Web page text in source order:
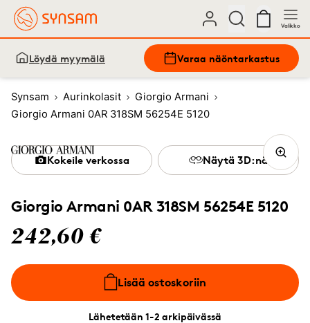
Valikko
Löydä myymälä Varaa näöntarkastus
Synsam Aurinkolasit
Giorgio Armani
Giorgio Armani 0AR 318SM 56254E 5120
Giorgio Armani 0AR 318SM 56254E 5120
242,60 €
Lisää ostoskoriin
Lähetetään 1-2 arkipäivässä
Kokeile verkossa Näytä 3D:nä